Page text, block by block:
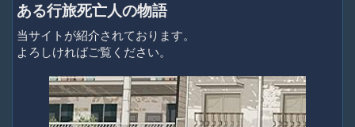
ある行旅死亡人の物語
当サイトが紹介されております。
よろしければご覧ください。